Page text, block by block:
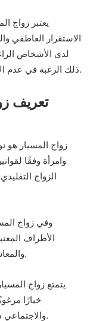
يعتبر زواج
الاستقرار العاطفي
لدى الأشخاص
ذلك الرغبة في عدم الإعلان عن الزواج أو الحفاظ على سرية العلاقة.
تعريف
زواج المسيار هو
وامرأة وفقًا
الزواج
وفي زواج
الأطراف
والمعاش والتزامات الأطراف المعنية في عقد الزواج.
يتمتع زواج
خيارًا
والاجتماعي دون الإعلان العلني أو الالتزام بالزواج التقليدي.